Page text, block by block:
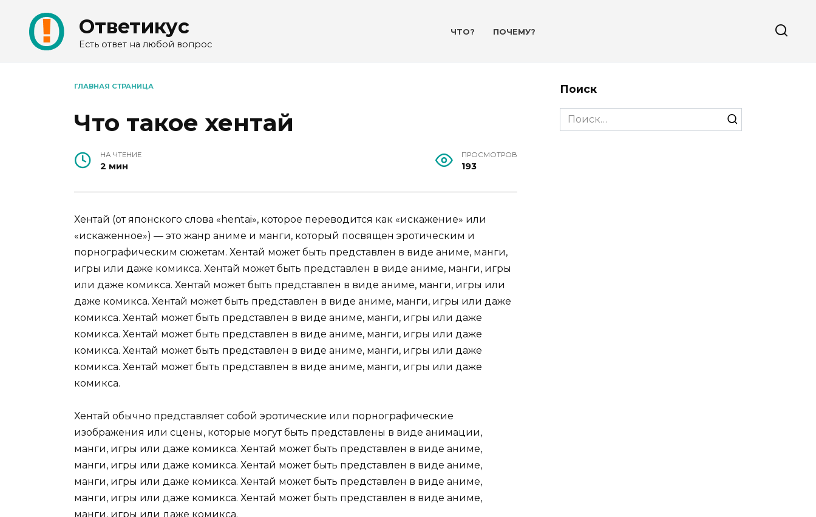
содержанию
Ответикус
Есть ответ на любой вопрос
ЧТО? ПОЧЕМУ?
ГЛАВНАЯ СТРАНИЦА
Что такое хентай
НА ЧТЕНИЕ
2 мин
ПРОСМОТРОВ
193
Хентай (от японского слова «hentai», которое переводится как «искажение» или
«искаженное») — это жанр аниме и манги, который посвящен эротическим и
порнографическим сюжетам. Хентай может быть представлен в виде аниме, манги,
игры или даже комикса. Хентай может быть представлен в виде аниме, манги, игры
или даже комикса. Хентай может быть представлен в виде аниме, манги, игры или
даже комикса. Хентай может быть представлен в виде аниме, манги, игры или даже
комикса. Хентай может быть представлен в виде аниме, манги, игры или даже
комикса. Хентай может быть представлен в виде аниме, манги, игры или даже
комикса. Хентай может быть представлен в виде аниме, манги, игры или даже
комикса. Хентай может быть представлен в виде аниме, манги, игры или даже
комикса.
Хентай обычно представляет собой эротические или порнографические
изображения или сцены, которые могут быть представлены в виде анимации,
манги, игры или даже комикса. Хентай может быть представлен в виде аниме,
манги, игры или даже комикса. Хентай может быть представлен в виде аниме,
манги, игры или даже комикса. Хентай может быть представлен в виде аниме,
манги, игры или даже комикса. Хентай может быть представлен в виде аниме,
манги, игры или даже комикса.
Поиск
Search
for: